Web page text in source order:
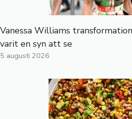
Vanessa Williams
varit en syn att se
5 augusti 2026